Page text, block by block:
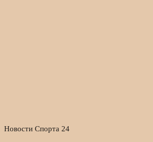
Новости Спорта 24